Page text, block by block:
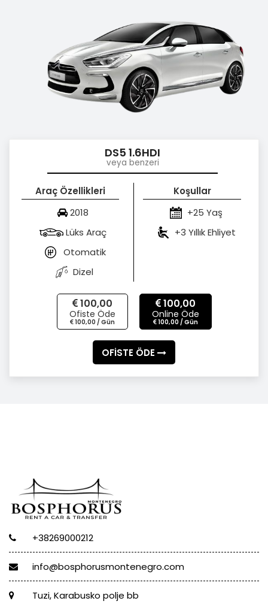
DS5 1.6HDI
veya benzeri
Araç Özellikleri
2018
Lüks Araç
Otomatik
Dizel
Koşullar
+25 Yaş
+3 Yıllık Ehliyet
100,00
Ofiste Öde
100,00 / Gün
100,00
Online Öde
100,00 / Gün
OFİSTE ÖDE
+38269000212
info@bosphorusmontenegro.com
Tuzi, Karabusko polje bb